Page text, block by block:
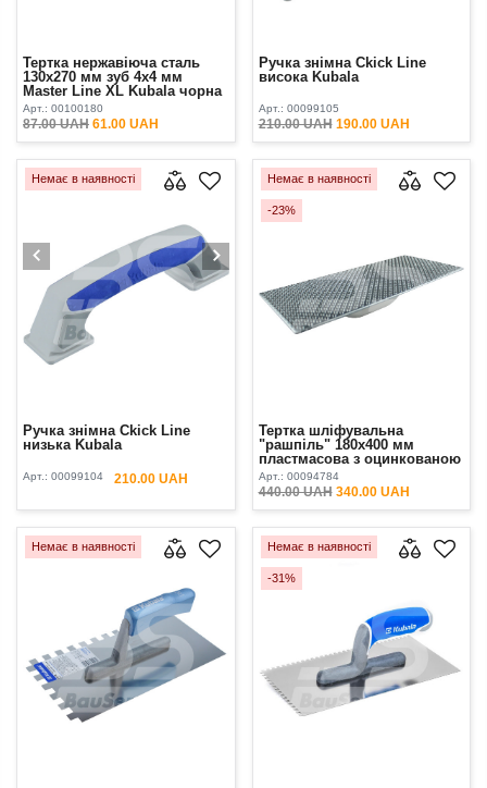
Тертка нержавіюча сталь
130х270 мм зуб 4х4 мм
Master Line XL Kubala чорна
ручка
Арт.: 00100180
87.00 UAH 61.00 UAH
Ручка знімна Ckick Line
висока Kubala
Арт.: 00099105
210.00 UAH190.00 UAH
Немає в наявності
Ручка знімна Ckick Line
низька Kubala
Арт.: 00099104 210.00 UAH
Немає в наявності
-23%
Тертка шліфувальна
"рашпіль" 180х400 мм
пластмасова з оцинкованою
основою (РS) Kubala
Арт.: 00094784
440.00 UAH340.00 UAH
Немає в наявності Немає в наявності
-31%